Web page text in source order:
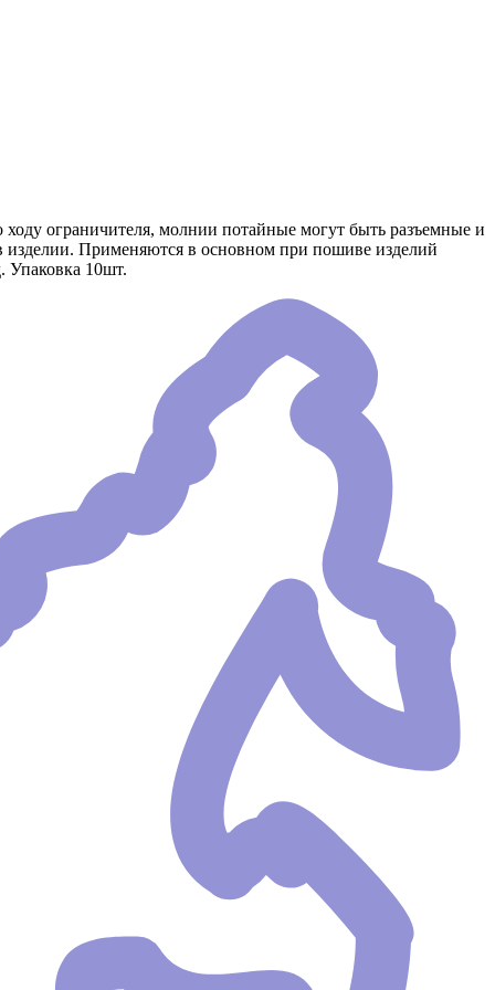
ограничителя, молнии потайные могут быть разъемные и
изделии. Применяются в основном при пошиве изделий
Упаковка 10шт.